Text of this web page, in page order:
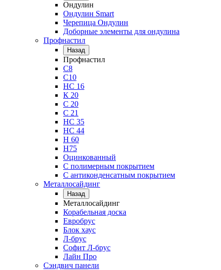
Ондулин
Ондулин Smart
Черепица Ондулин
Доборные элементы для ондулина
Профнастил
Назад
Профнастил
С8
С10
НС 16
К 20
С 20
С 21
НС 35
НС 44
Н 60
Н75
Оцинкованный
С полимерным покрытием
С антиконденсатным покрытием
Металлосайдинг
Назад
Металлосайдинг
Корабельная доска
Евробрус
Блок хаус
Л-брус
Софит Л-брус
Лайн Про
Сэндвич панели